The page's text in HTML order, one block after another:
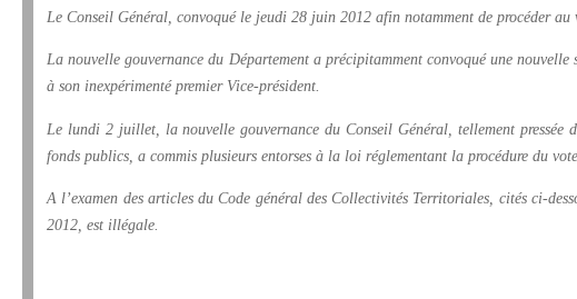
Le Conseil Général, convoqué le jeudi 28 juin 2012 afin notamment de procéder
La nouvelle gouvernance du Département a précipitamment convoqué une
à son inexpérimenté premier Vice-président.
Le lundi 2 juillet, la nouvelle gouvernance du Conseil Général, tellement pressée
fonds publics, a commis plusieurs entorses à la loi réglementant la procédure du
A l’examen des articles du Code général des Collectivités Territoriales, cités ci-
2012, est illégale.